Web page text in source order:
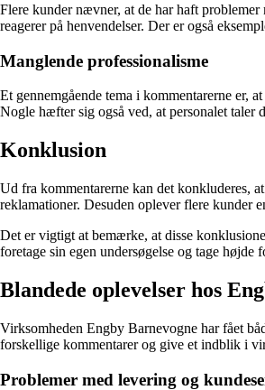
Flere kunder nævner, at de har haft
reagerer på henvendelser. Der er også
Manglende professionalisme
Et gennemgående tema i kommentarerne er,
Nogle hæfter sig også ved, at personalet taler
Konklusion
Ud fra kommentarerne kan det konkluderes,
reklamationer. Desuden oplever flere kunder
Det er vigtigt at bemærke, at disse
foretage sin egen undersøgelse og tage
Blandede oplevelser hos
Virksomheden Engby Barnevogne har fået
forskellige kommentarer og give et indblik i
Problemer med levering og